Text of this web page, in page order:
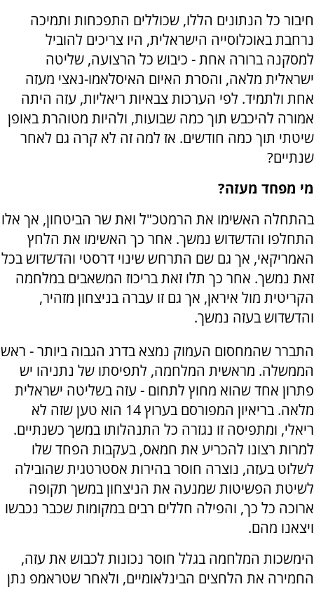
חיבור כל הנתונים הללו, שכוללים התפכחות ותמיכה
נרחבת באוכלוסייה הישראלית, היו צריכים להוביל
למסקנה ברורה אחת - כיבוש כל הרצועה, שליטה
ישראלית מלאה, והסרת האיום האיסלאמו-נאצי מעזה
אחת ולתמיד. לפי הערכות צבאיות ריאליות, עזה היתה
אמורה להיכבש תוך כמה שבועות, ולהיות מטוהרת באופן
שיטתי תוך כמה חודשים. אז למה זה לא קרה גם לאחר
שנתיים?
מי מפחד מעזה?
בהתחלה האשימו את הרמטכ"ל ואת שר הביטחון, אך אלו
התחלפו והדשדוש נמשך. אחר כך האשימו את הלחץ
האמריקאי, אך גם שם התרחש שינוי דרסטי והדשדוש בכל
זאת נמשך. אחר כך תלו זאת בריכוז המשאבים במלחמה
הקריטית מול איראן, אך גם זו עברה בניצחון מזהיר,
והדשדוש בעזה נמשך.
התברר שהמחסום העמוק נמצא בדרג הגבוה ביותר - ראש
הממשלה. מראשית המלחמה, לתפיסתו של נתניהו יש
פתרון אחד שהוא מחוץ לתחום - עזה בשליטה ישראלית
מלאה. בריאיון המפורסם בערוץ 14 הוא טען שזה לא
ריאלי, ומתפיסה זו נגזרה כל התנהלותו במשך כשנתיים.
למרות רצונו להכריע את חמאס, בעקבות הפחד שלו
לשלוט בעזה, נוצרה חוסר בהירות אסטרטגית שהובילה
לשיטת הפשיטות שמנעה את הניצחון במשך תקופה
ארוכה כל כך, והפילה חללים רבים במקומות שכבר נכבשו
ויצאנו מהם.
הימשכות המלחמה בגלל חוסר נכונות לכבוש את עזה,
החמירה את הלחצים הבינלאומיים, ולאחר שטראמפ נתן